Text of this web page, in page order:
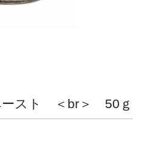
ースト ＜br＞ 50ｇ